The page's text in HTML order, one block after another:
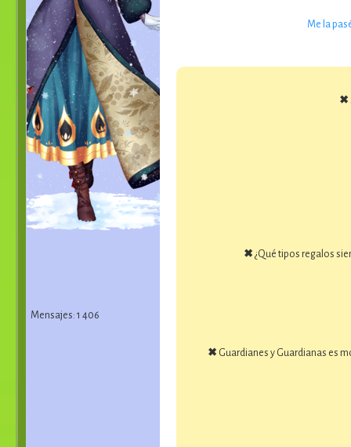
Mensajes: 1 406
Me la
✖
✖ ¿Qué tipos regalos
✖ Guardianes y Guardianas es